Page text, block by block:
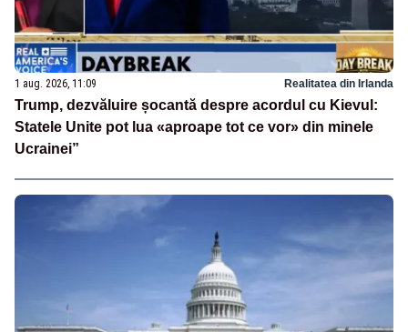
1 aug. 2026, 11:09 Realitatea din Irlanda
Trump, dezvăluire șocantă despre acordul cu Kievul:
Statele Unite pot lua «aproape tot ce vor» din minele
Ucrainei”